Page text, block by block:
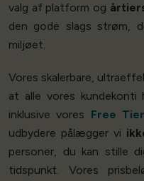
valg af platform og
den gode slags strøm,
miljøet.
Vores skalerbare,
at alle vores kundekonti
inklusive vores Free
udbydere pålægger vi
personer, du kan stille
tidspunkt. Vores